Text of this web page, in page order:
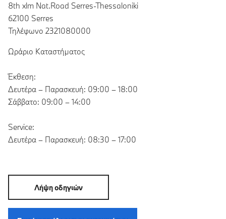
8th xlm Nat.Road Serres-Thessaloniki
62100 Serres
Τηλέφωνο 2321080000
Ωράριο Καταστήματος
Έκθεση:
Δευτέρα – Παρασκευή: 09:00 – 18:00
Σάββατο: 09:00 – 14:00
Service:
Δευτέρα – Παρασκευή: 08:30 – 17:00
Λήψη οδηγιών